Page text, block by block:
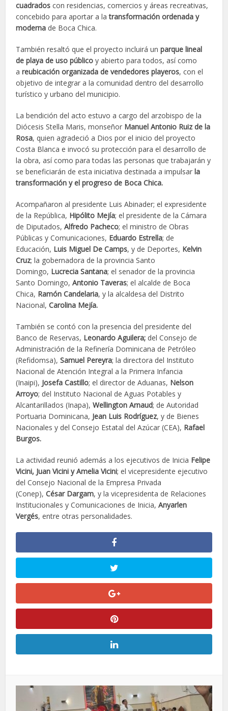
cuadrados con residencias, comercios y áreas recreativas,
concebido para aportar a latransformación ordenada y
moderna de Boca Chica.
También resaltó que el proyecto incluirá unparque lineal
de playa de uso público y abierto para todos, así como
areubicación organizada de vendedores playeros, con el
objetivo de integrar a la comunidad dentro del desarrollo
turístico y urbano del municipio.
La bendición del acto estuvo a cargo del arzobispo de la
Diócesis Stella Maris, monseñor Manuel Antonio Ruiz de la
Rosa, quien agradeció a Dios por el inicio del proyecto
Costa Blanca e invocó su protección para el desarrollo de
la obra, así como para todas las personas que trabajarán y
se beneficiarán de esta iniciativa destinada a impulsar la
transformación y el progreso de Boca Chica.
Acompañaron al presidente Luis Abinader; el expresidente
de la República, Hipólito Mejía; el presidente de la Cámara
de Diputados,Alfredo Pacheco; el ministro de Obras
Públicas y Comunicaciones, Eduardo Estrella; de
Educación, Luis Miguel De Camps, y de Deportes, Kelvin
Cruz; la gobernadora de la provincia Santo
Domingo, Lucrecia Santana; el senador de la provincia
Santo Domingo,Antonio Taveras; el alcalde de Boca
Chica, Ramón Candelaria, y la alcaldesa del Distrito
Nacional,Carolina Mejía.
También se contó con la presencia del presidente del
Banco de Reservas, Leonardo Aguilera; del Consejo de
Administración de la Refinería Dominicana de Petróleo
(Refidomsa),Samuel Pereyra; la directora del Instituto
Nacional de Atención Integral a la Primera Infancia
(Inaipi), Josefa Castillo; el director de Aduanas, Nelson
Arroyo; del Instituto Nacional de Aguas Potables y
Alcantarillados (Inapa),Wellington Arnaud; de Autoridad
Portuaria Dominicana, Jean Luis Rodríguez, y de Bienes
Nacionales y del Consejo Estatal del Azúcar (CEA), Rafael
Burgos.
La actividad reunió además a los ejecutivos de Inicia Felipe
Vicini, Juan Vicini y Amelia Vicini; el vicepresidente ejecutivo
del Consejo Nacional de la Empresa Privada
(Conep),César Dargam, y la vicepresidenta de Relaciones
Institucionales y Comunicaciones de Inicia,Anyarlen
Vergés, entre otras personalidades.